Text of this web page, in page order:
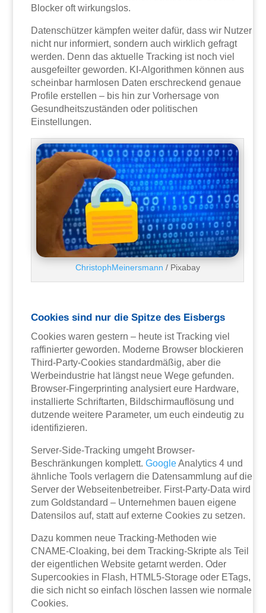
Blocker oft wirkungslos.
Datenschützer kämpfen weiter dafür, dass wir Nutzer
nicht nur informiert, sondern auch wirklich gefragt
werden. Denn das aktuelle Tracking ist noch viel
ausgefeilter geworden. KI-Algorithmen können aus
scheinbar harmlosen Daten erschreckend genaue
Profile erstellen – bis hin zur Vorhersage von
Gesundheitszuständen oder politischen
Einstellungen.
ChristophMeinersmann / Pixabay
Cookies sind nur die Spitze des Eisbergs
Cookies waren gestern – heute ist Tracking viel
raffinierter geworden. Moderne Browser blockieren
Third-Party-Cookies standardmäßig, aber die
Werbeindustrie hat längst neue Wege gefunden.
Browser-Fingerprinting analysiert eure Hardware,
installierte Schriftarten, Bildschirmauflösung und
dutzende weitere Parameter, um euch eindeutig zu
identifizieren.
Server-Side-Tracking umgeht Browser-
Beschränkungen komplett.GoogleAnalytics 4 und
ähnliche Tools verlagern die Datensammlung auf die
Server der Webseitenbetreiber. First-Party-Data wird
zum Goldstandard – Unternehmen bauen eigene
Datensilos auf, statt auf externe Cookies zu setzen.
Dazu kommen neue Tracking-Methoden wie
CNAME-Cloaking, bei dem Tracking-Skripte als Teil
der eigentlichen Website getarnt werden. Oder
Supercookies in Flash, HTML5-Storage oder ETags,
die sich nicht so einfach löschen lassen wie normale
Cookies.